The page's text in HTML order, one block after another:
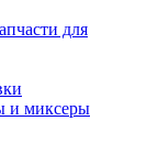
для
и миксеры